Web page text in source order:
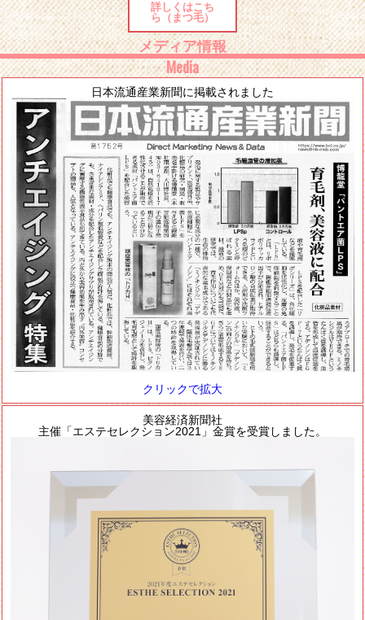
詳しくはこち
ら（まつ毛）
メディア情報
Media
日本流通産業新聞に掲載されました
クリックで拡大
美容経済新聞社
主催「エステセレクション2021」金賞を受賞しました。